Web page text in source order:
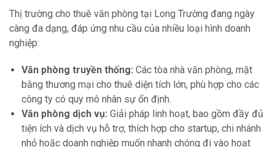
Thị trường cho thuê văn phòng tại Long Trường đang ngày
càng đa dạng, đáp ứng nhu cầu của nhiều loại hình doanh
nghiệp:
Văn phòng truyền thống: Các tòa nhà văn phòng, mặt
bằng thương mại cho thuê diện tích lớn, phù hợp cho các
công ty có quy mô nhân sự ổn định.
Văn phòng dịch vụ: Giải pháp linh hoạt, bao gồm đầy đủ
tiện ích và dịch vụ hỗ trợ, thích hợp cho startup, chi nhánh
nhỏ hoặc doanh nghiệp muốn nhanh chóng đi vào hoạt